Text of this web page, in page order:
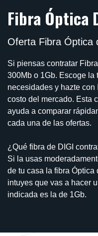
Fibra Óptica
Oferta Fibra Óptica
Si piensas contratar
300Mb o 1Gb. Escoge la
necesidades y hazte con
costo del mercado. Esta
ayuda a comparar
cada una de las ofertas.
¿Qué fibra de DIGI
Si la usas
de tu casa la fibra Óptica
intuyes que vas a hacer
indicada es la de 1Gb.